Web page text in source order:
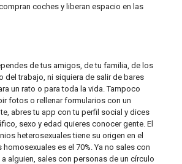
coches y liberan espacio en las
de tus amigos, de tu familia, de los
del trabajo, ni siquiera de salir de bares
un rato o para toda la vida. Tampoco
fotos o rellenar formularios con un
abres tu app con tu perfil social y dices
sexo y edad quieres conocer gente. El
heterosexuales tiene su origen en el
homosexuales es el 70%. Ya no sales con
alguien, sales con personas de un círculo